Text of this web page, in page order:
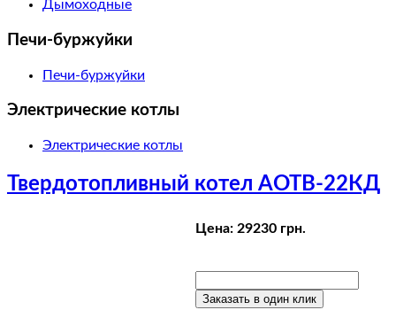
Дымоходные
Печи-буржуйки
Печи-буржуйки
Электрические котлы
Электрические котлы
Твердотопливный котел АОТВ-22КД
Цена: 29230 грн.